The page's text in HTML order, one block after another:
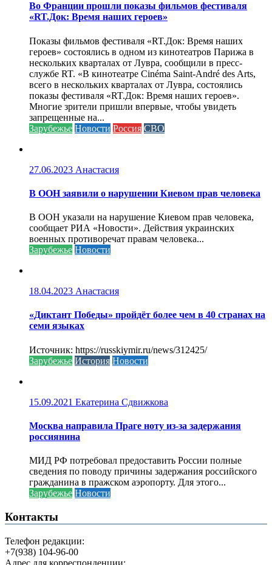
Во Франции прошли показы фильмов фестиваля
«RT.Док: Время наших героев»
Показы фильмов фестиваля «RT.Док: Время наших
героев» состоялись в одном из кинотеатров Парижа в
нескольких кварталах от Лувра, сообщили в пресс-
службе RT. «В кинотеатре Cinéma Saint-André des Arts,
всего в нескольких кварталах от Лувра, состоялись
показы фестиваля «RT.Док: Время наших героев».
Многие зрители пришли впервые, чтобы увидеть
запрещенные на...
Зарубежье Новости Россия СВО
27.06.2023 Анастасия
В ООН заявили о нарушении Киевом прав человека
В ООН указали на нарушение Киевом прав человека,
сообщает РИА «Новости». Действия украинских
военных противоречат правам человека...
Зарубежье Новости
18.04.2023 Анастасия
«Диктант Победы» пройдёт более чем в 40 странах на
семи языках
Источник: https://russkiymir.ru/news/312425/
Зарубежье История Новости
15.09.2021 Екатерина Сдвижкова
Москва направила Праге ноту из-за задержания
россиянина
МИД РФ потребовал предоставить России полные
сведения по поводу причины задержания российского
гражданина в пражском аэропорту. Для этого...
Зарубежье Новости
Контакты
Телефон редакции:
+7(938) 104-96-00
Адрес для корреспонденции: